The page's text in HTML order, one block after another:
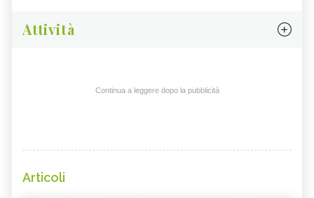
Attività
Continua a leggere dopo la pubblicità
Articoli